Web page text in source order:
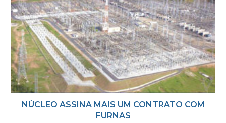
NÚCLEO ASSINA MAIS UM CONTRATO COM
FURNAS